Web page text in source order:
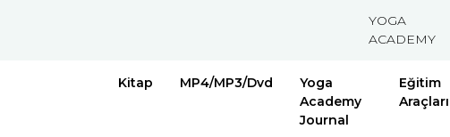
YOGA
ACADEMY
Kitap MP4/MP3/Dvd
Yoga
Academy
Journal
Eğitim
Araçları